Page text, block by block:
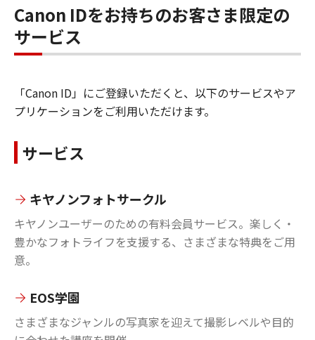
Canon IDをお持ちのお客さま限定の
サービス
「Canon ID」にご登録いただくと、以下のサービスやア
プリケーションをご利用いただけます。
サービス
キヤノンフォトサークル
キヤノンユーザーのための有料会員サービス。楽しく・
豊かなフォトライフを支援する、さまざまな特典をご用
意。
EOS学園
さまざまなジャンルの写真家を迎えて撮影レベルや目的